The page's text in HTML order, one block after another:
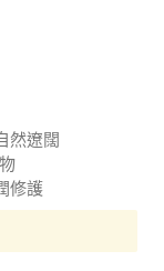
然遼闊
修護